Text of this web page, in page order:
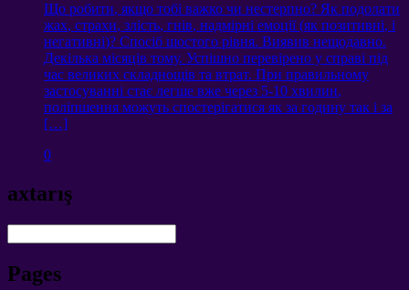
Що робити, якщо тобі важко чи нестерпно? Як подолати
жах, страхи, злість, гнів, надмірні емоції(як позитивні, і
негативні)? Спосіб шостого рівня. Виявив нещодавно.
Декілька місяців тому. Успішно перевірено у справі під
час великих складнощів та втрат. При правильному
застосуванні стає легше вже через 5-10 хвилин,
поліпшення можуть спостерігатися як за годину так і за
[…]
0
axtarış
Pages